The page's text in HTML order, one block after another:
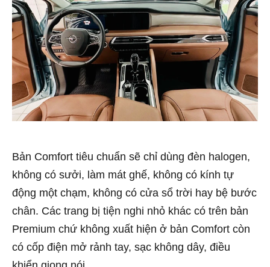
Bản Comfort tiêu chuẩn sẽ chỉ dùng đèn halogen,
không có sưởi, làm mát ghế, không có kính tự
động một chạm, không có cửa sổ trời hay bệ bước
chân. Các trang bị tiện nghi nhỏ khác có trên bản
Premium chứ không xuất hiện ở bản Comfort còn
có cốp điện mở rảnh tay, sạc không dây, điều